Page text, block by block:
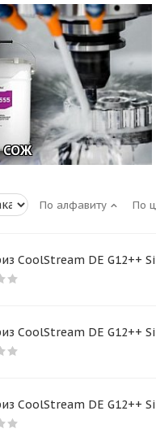
СОЖ
По алфавиту По
CoolStream DE G12++
CoolStream DE G12++
CoolStream DE G12++